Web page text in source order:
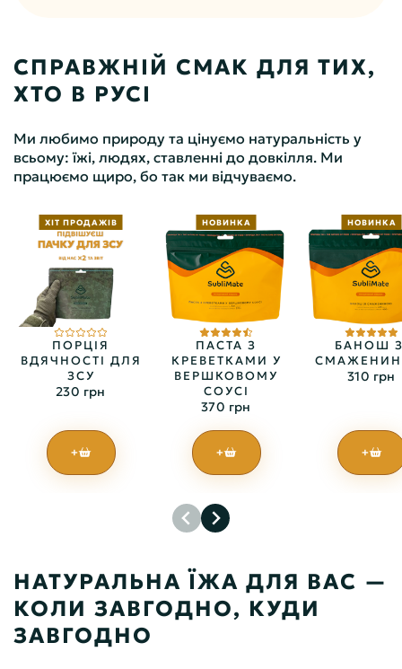
СПРАВЖНІЙ СМАК ДЛЯ ТИХ,
ХТО В РУСІ
Ми любимо природу та цінуємо натуральність у
всьому: їжі, людях, ставленні до довкілля. Ми
працюємо щиро, бо так ми відчуваємо.
ХІТ ПРОДАЖІВ
ПОРЦІЯ
ВДЯЧНОСТІ ДЛЯ
ЗСУ
230 грн
+
НОВИНКА
ПАСТА З
КРЕВЕТКАМИ У
ВЕРШКОВОМУ
СОУСІ
370 грн
+
НОВИНКА
БАНОШ
310 грн
+
НАТУРАЛЬНА ЇЖА ДЛЯ ВАС —
КОЛИ ЗАВГОДНО, КУДИ
ЗАВГОДНО